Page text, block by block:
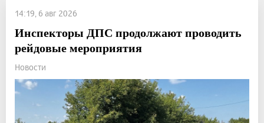
14:19, 6 авг 2026
Инспекторы ДПС продолжают проводить
рейдовые мероприятия
Новости